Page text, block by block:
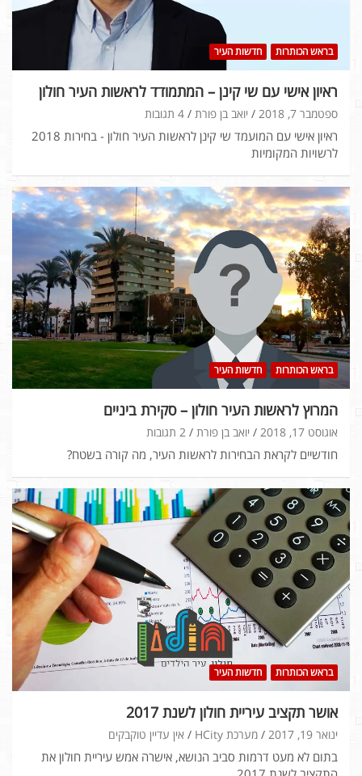
בראש הכותרות חדשות העיר
ראיון אישי עם שי קינן – המתמודד לראשות העיר חולון
ספטמבר 7, 2018 יואב בן פורת 4 תגובות
ראיון אישי עם המועמד שי קינן לראשות העיר חולון - בחירות 2018
לרשויות המקומיות
בראש הכותרות חדשות העיר
המרוץ לראשות העיר חולון – סקירת ביניים
אוגוסט 17, 2018 יואב בן פורת 2 תגובות
חודשיים לקראת הבחירות לראשות העיר, מה קורה בשטח?
בראש הכותרות חדשות העיר
אושר תקציב עיריית חולון לשנת 2017
ינואר 19, 2017 מערכת HCity אין עדיין טוקבקים
בתום לא מעט דרמות סביב הנושא, אישרה אמש עיריית חולון את